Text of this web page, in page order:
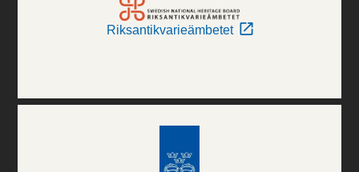
Riksantikvarieämbetet